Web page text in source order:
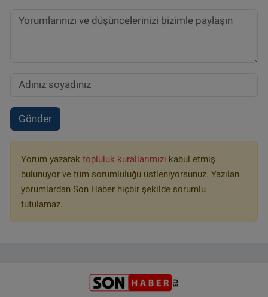
Gönder
Yorum yazarak topluluk kurallarımızı kabul etmiş
bulunuyor ve tüm sorumluluğu üstleniyorsunuz. Yazılan
yorumlardan Son Haber hiçbir şekilde sorumlu
tutulamaz.